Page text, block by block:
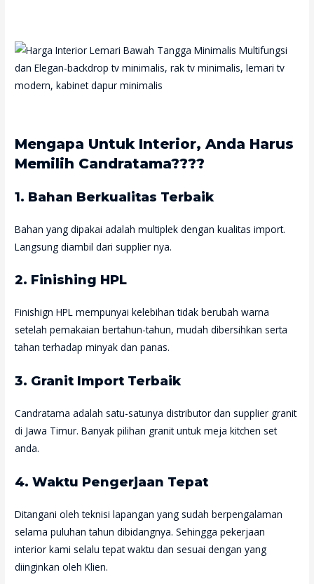
Mengapa Untuk Interior, Anda Harus
Memilih Candratama????
1. Bahan Berkualitas Terbaik
Bahan yang dipakai adalah multiplek dengan kualitas import.
Langsung diambil dari supplier nya.
2. Finishing HPL
Finishign HPL mempunyai kelebihan tidak berubah warna
setelah pemakaian bertahun-tahun, mudah dibersihkan serta
tahan terhadap minyak dan panas.
3. Granit Import Terbaik
Candratama adalah satu-satunya distributor dan supplier granit
di Jawa Timur. Banyak pilihan granit untuk meja kitchen set
anda.
4. Waktu Pengerjaan Tepat
Ditangani oleh teknisi lapangan yang sudah berpengalaman
selama puluhan tahun dibidangnya. Sehingga pekerjaan
interior kami selalu tepat waktu dan sesuai dengan yang
diinginkan oleh Klien.